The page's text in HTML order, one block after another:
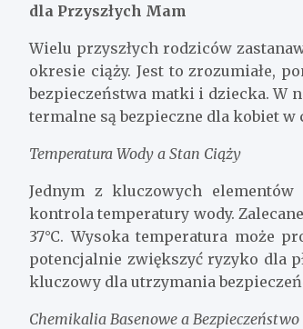
dla Przyszłych Mam
Wielu przyszłych rodziców
okresie ciąży. Jest to zrozumiałe,
bezpieczeństwa matki i dziecka. W
termalne są bezpieczne dla kobiet
Temperatura Wody a Stan Ciąży
Jednym z kluczowych
kontrola temperatury wody.
37°C. Wysoka temperatura może
potencjalnie zwiększyć ryzyko dla
kluczowy dla utrzymania
Chemikalia Basenowe a